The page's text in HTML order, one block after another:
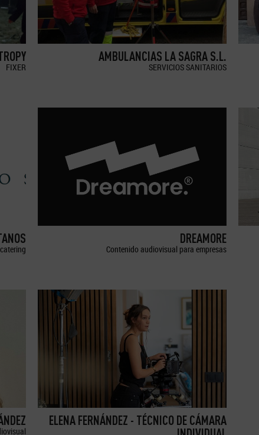
FIXER
AMBULANCIAS LA SAGRA S.L.
SERVICIOS SANITARIOS
DREAMORE
Contenido audiovisual para empresas
ELENA FERNÁNDEZ - TÉCNICO DE CÁMARA